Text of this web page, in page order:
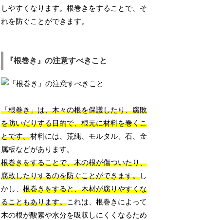
しやすくなります。根巻きをすることで、そ
れを防ぐことができます。
『根巻き』の注意すべきこと
「根巻き」は、木々の根を保護したり、腐敗
を防いだりする目的で、根元に材料を巻くこ
とです。材料には、荒縄、モルタル、石、金
属板などがあります。
根巻きをすることで、木の根が傷ついたり、
腐敗したりするのを防ぐことができます。し
かし、根巻きをすると、木材が腐りやすくな
ることもあります。これは、根巻きによって
木の根が酸素や水分を吸収しにくくなるため